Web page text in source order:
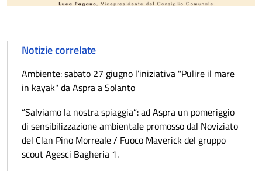
Notizie correlate
​Ambiente: sabato 27 giugno l’iniziativa "Pulire il mare
in kayak" da Aspra a Solanto
“Salviamo la nostra spiaggia”: ad Aspra un pomeriggio
di sensibilizzazione ambientale promosso dal Noviziato
del Clan Pino Morreale / Fuoco Maverick del gruppo
scout Agesci Bagheria 1.